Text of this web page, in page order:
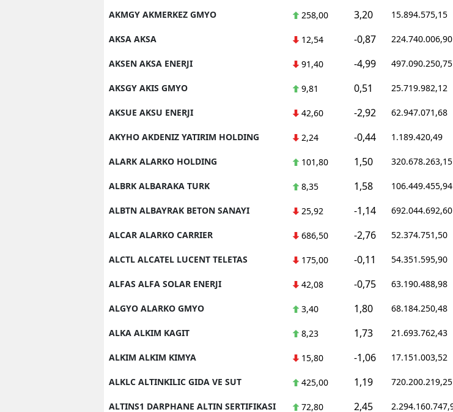
AKMGY AKMERKEZ GMYO 258,00 3,20 15.894.575,15
AKSA AKSA 12,54 -0,87 224.740.006,90
AKSEN AKSA ENERJI 91,40 -4,99 497.090.250,75
AKSGY AKIS GMYO 9,81 0,51 25.719.982,12
AKSUE AKSU ENERJI 42,60 -2,92 62.947.071,68
AKYHO AKDENIZ YATIRIM HOLDING 2,24 -0,44 1.189.420,49
ALARK ALARKO HOLDING 101,80 1,50 320.678.263,15
ALBRK ALBARAKA TURK 8,35 1,58 106.449.455,94
ALBTN ALBAYRAK BETON SANAYI 25,92 -1,14 692.044.692,60
ALCAR ALARKO CARRIER 686,50 -2,76 52.374.751,50
ALCTL ALCATEL LUCENT TELETAS 175,00 -0,11 54.351.595,90
ALFAS ALFA SOLAR ENERJI 42,08 -0,75 63.190.488,98
ALGYO ALARKO GMYO 3,40 1,80 68.184.250,48
ALKA ALKIM KAGIT 8,23 1,73 21.693.762,43
ALKIM ALKIM KIMYA 15,80 -1,06 17.151.003,52
ALKLC ALTINKILIC GIDA VE SUT 425,00 1,19 720.200.219,25
ALTINS1 DARPHANE ALTIN SERTIFIKASI 72,80 2,45